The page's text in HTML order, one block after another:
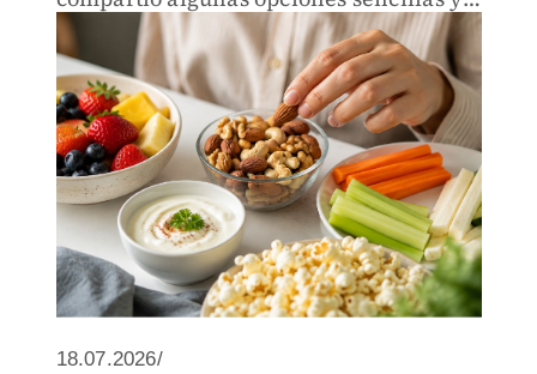
nutritivas para mantener la energía
durante el día.
18.07.2026/